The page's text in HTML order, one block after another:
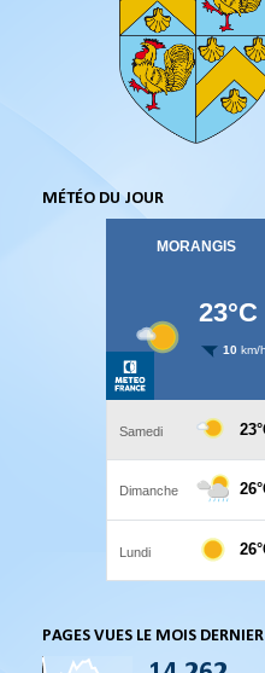
MÉTÉO DU JOUR
PAGES VUES LE MOIS DERNIER